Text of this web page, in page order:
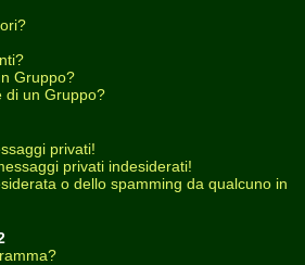
Gruppo?
di un Gruppo?
privati!
privati indesiderati!
o dello spamming da qualcuno in